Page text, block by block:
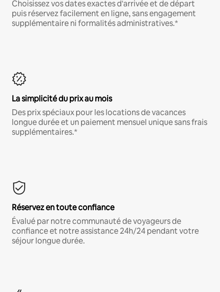
Choisissez vos dates exactes d'arrivée et de départ
puis réservez facilement en ligne, sans engagement
supplémentaire ni formalités administratives.*
La simplicité du prix au mois
Des prix spéciaux pour les locations de vacances
longue durée et un paiement mensuel unique sans frais
supplémentaires.*
Réservez en toute confiance
Évalué par notre communauté de voyageurs de
confiance et notre assistance 24h/24 pendant votre
séjour longue durée.